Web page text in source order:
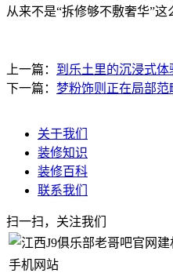
从来不是“拆修够不敷奢华”这
上一篇： 到乐土里的沉浸式体
下一篇： 梦粉饰则正在局部
关于我们
装修知识
装修百科
联系我们
扫一扫，关注我们
手机网站